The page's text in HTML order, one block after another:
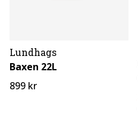
Lundhags
Baxen 22L
899 kr